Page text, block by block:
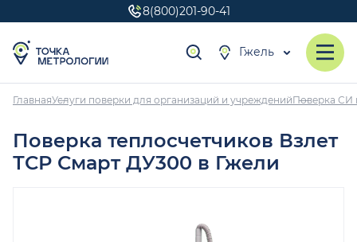
8(800)201-90-41
Гжель
ГлавнаяУслуги поверки для организаций и учрежденийПоверка СИ
Поверка теплосчетчиков Взлет
ТСР Смарт ДУ300 в Гжели